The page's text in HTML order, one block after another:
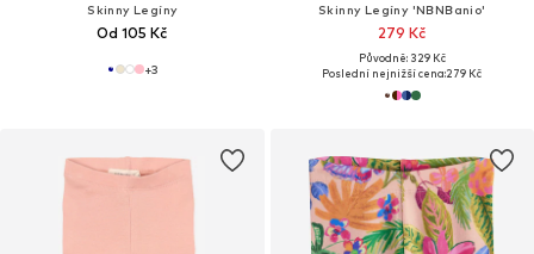
Skinny Legíny
Od 105 Kč
+3
Skinny Legíny 'NBNBanio'
279 Kč
Původně: 329 Kč
Poslední nejnižší cena:279 Kč